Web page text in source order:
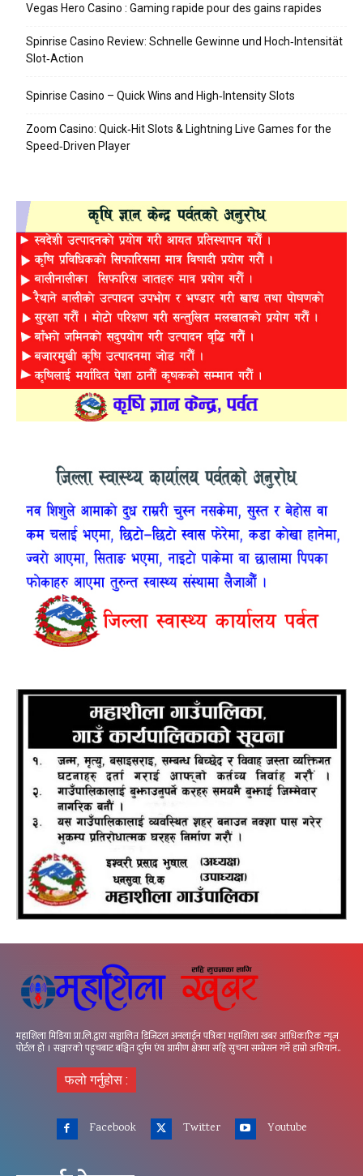
Vegas Hero Casino : Gaming rapide pour des gains rapides
Spinrise Casino Review: Schnelle Gewinne und Hoch‑Intensität
Slot‑Action
Spinrise Casino – Quick Wins and High‑Intensity Slots
Zoom Casino: Quick‑Hit Slots & Lightning Live Games for the
Speed‑Driven Player
महाशिला मिडिया प्रा.लि.द्वारा सञ्चालित डिजिटल अनलाईन पत्रिका महाशिला खबर आधिकारिक न्यूज
पोर्टल हो । सञ्चारको पहुचबाट बञ्चित दुर्गम एंव ग्रामीण क्षेत्रमा सहि सुचना सम्प्रेसन गर्ने हाम्रो अभियान..
फलो गर्नुहोस :
Facebook Twitter Youtube